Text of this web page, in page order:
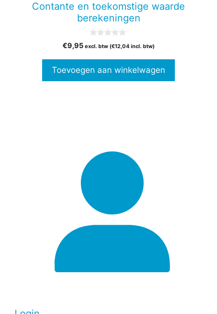
Contante en toekomstige waarde
berekeningen
v
5
€9,95 excl. btw (€12,04 incl. btw)
Toevoegen aan winkelwagen